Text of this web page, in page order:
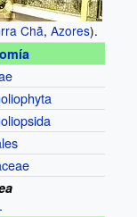
Chã,Azores).